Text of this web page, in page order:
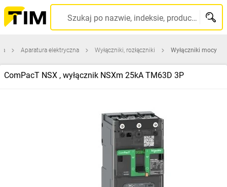
Szukaj po nazwie, indeksie, producencie, kodzie kreskowym...
Aparatura elektryczna Wyłączniki, rozłączniki Wyłączniki mocy
ComPacT NSX , wyłącznik NSXm 25kA TM63D 3P